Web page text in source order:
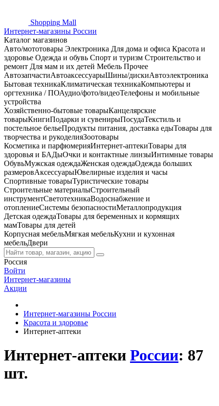
Shopping Mall
Интернет-магазины России
Каталог магазинов
Авто/мототовары Электроника Для дома и офиса Красота и
здоровье Одежда и обувь Спорт и туризм Строительство и
ремонт Для мам и их детей Мебель Прочее
АвтозапчастиАвтоаксессуарыШины/дискиАвтоэлектроника
Бытовая техникаКлиматическая техникаКомпьютеры и
оргтехника / ПОАудио/фото/видеоТелефоны и мобильные
устройства
Хозяйственно-бытовые товарыКанцелярские
товарыКнигиПодарки и сувенирыПосудаТекстиль и
постельное бельеПродукты питания, доставка едыТовары для
творчества и рукоделияЗоотовары
Косметика и парфюмерияИнтернет-аптекиТовары для
здоровья и БАДыОчки и контактные линзыИнтимные товары
ОбувьМужская одеждаЖенская одеждаОдежда больших
размеровАксессуарыЮвелирные изделия и часы
Спортивные товарыТуристические товары
Строительные материалыСтроительный
инструментСветотехникаВодоснабжение и
отоплениеСистемы безопасностиМеталлопродукция
Детская одеждаТовары для беременных и кормящих
мамТовары для детей
Корпусная мебельМягкая мебельКухни и кухонная
мебельДвери
Россия
Войти
Интернет-магазины
Акции
Интернет-магазины России
Красота и здоровье
Интернет-аптеки
Интернет-аптеки России: 87
шт.